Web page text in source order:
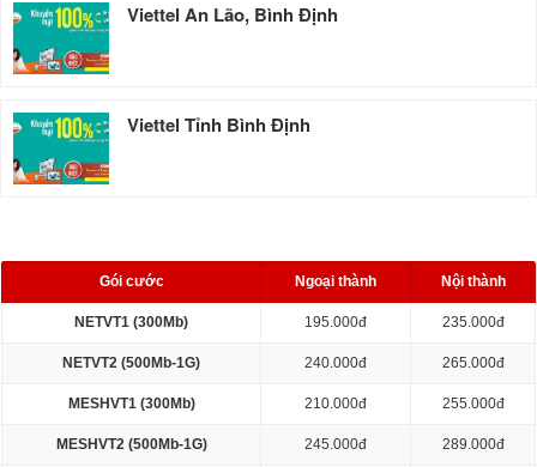
Viettel An Lão, Bình Định
Viettel Tỉnh Bình Định
Gói cước Ngoại thành Nội thành
NETVT1 (300Mb) 195.000đ 235.000đ
NETVT2 (500Mb-1G) 240.000đ 265.000đ
MESHVT1 (300Mb) 210.000đ 255.000đ
MESHVT2 (500Mb-1G) 245.000đ 289.000đ